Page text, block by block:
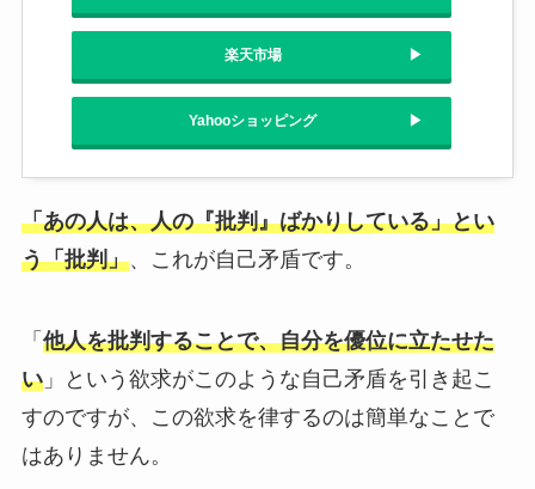
楽天市場
Yahooショッピング
「あの人は、人の『批判』ばかりしている」とい
う「批判」、これが自己矛盾です。
「 他人を批判することで、自分を優位に立たせた
い」という欲求がこのような自己矛盾を引き起こ
すのですが、この欲求を律するのは簡単なことで
はありません。